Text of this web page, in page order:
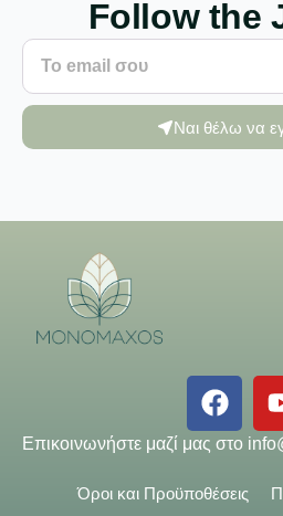
Follow the
Ναι θέλω να
Επικοινωνήστε μαζί μας στο
Όροι και Προϋποθέσεις